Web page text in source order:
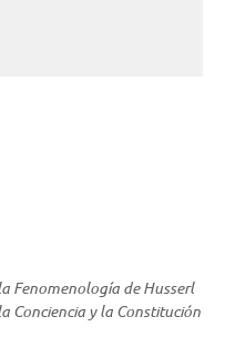
Fenomenología de Husserl
Conciencia y la Constitución